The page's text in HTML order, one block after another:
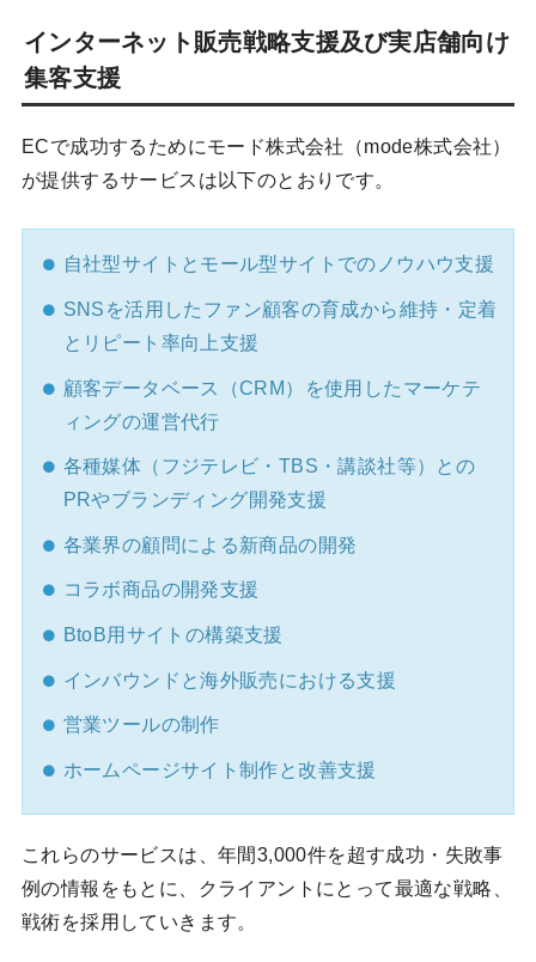
インターネット販売戦略支援及び実店舗向け
集客支援
ECで成功するためにモード株式会社（mode株式会社）
が提供するサービスは以下のとおりです。
自社型サイトとモール型サイトでのノウハウ支援
SNSを活用したファン顧客の育成から維持・定着
とリピート率向上支援
顧客データベース（CRM）を使用したマーケテ
ィングの運営代行
各種媒体（フジテレビ・TBS・講談社等）との
PRやブランディング開発支援
各業界の顧問による新商品の開発
コラボ商品の開発支援
BtoB用サイトの構築支援
インバウンドと海外販売における支援
営業ツールの制作
ホームページサイト制作と改善支援
これらのサービスは、年間3,000件を超す成功・失敗事
例の情報をもとに、クライアントにとって最適な戦略、
戦術を採用していきます。